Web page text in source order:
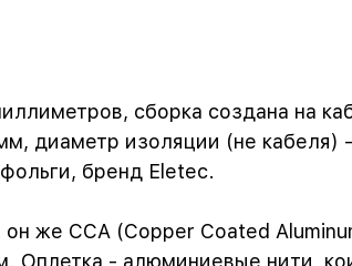
сборка создана на
диаметр изоляции (не
бренд Eletec.
же CCA (Copper Coated
Оплетка - алюминиевые нити,